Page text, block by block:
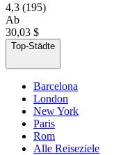
4,3 (195)
Ab
30,03 $
Top-Städte
Barcelona
London
New York
Paris
Rom
Alle Reiseziele